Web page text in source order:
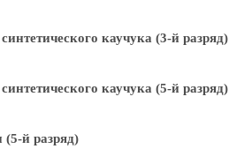
каучука (3-й разряд)
каучука (5-й разряд)
й разряд)